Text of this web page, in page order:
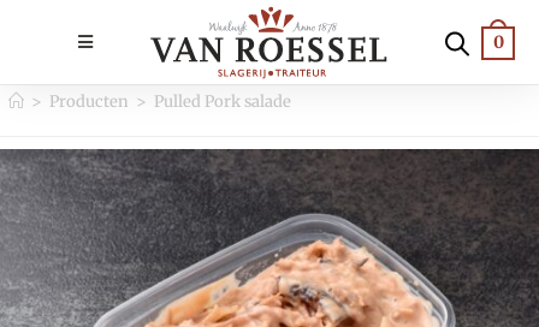
0
> Producten > Pulled Pork salade